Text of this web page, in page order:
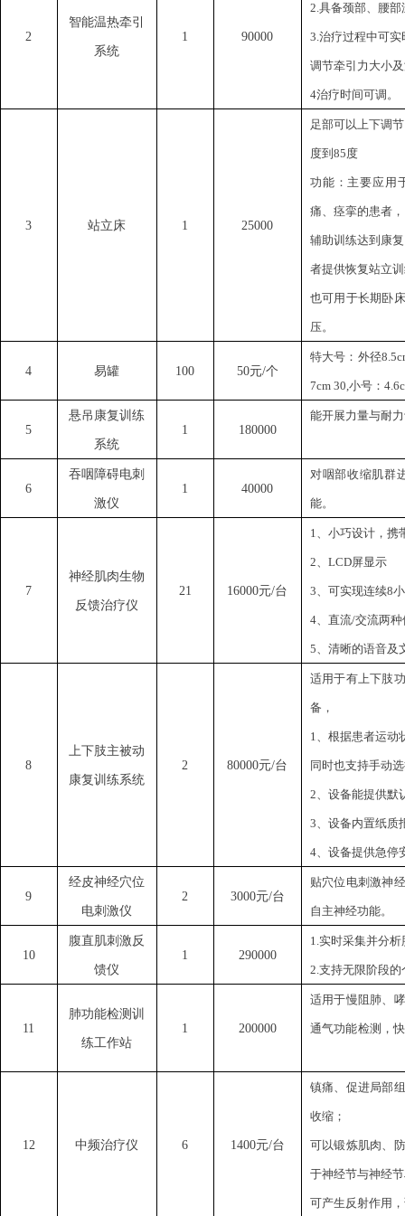
2
智能温热牵引
系统
1 90000
2.具备颈部、腰部
3.治疗过程中可
调节牵引力大小
4治疗时间可调。
3 站立床 1 25000
足部可以上下调
度到85度
功能：主要应用
痛、痉挛的患者，
辅助训练达到康
者提供恢复站立
也可用于长期卧
压。
4 易罐 100 50元/个
特大号：外径
7cm 30,小号：
5
悬吊康复训练
系统
1 180000
能开展力量与耐
6
吞咽障碍电刺
激仪
1 40000
对咽部收缩肌群
能。
7
神经肌肉生物
反馈治疗仪
21 16000元/台
1、小巧设计，携
2、LCD屏显示
3、可实现连续8
4、直流/交流两
5、清晰的语音及
8
上下肢主被动
康复训练系统
2 80000元/台
适用于有上下肢
备，
1、根据患者运动
同时也支持手动
2、设备能提供默
3、设备内置纸质
4、设备提供急停
9
经皮神经穴位
电刺激仪
2 3000元/台
贴穴位电刺激神
自主神经功能。
10
腹直肌刺激反
馈仪
1 290000
1.实时采集并分
2.支持无限阶段
11
肺功能检测训
练工作站
1 200000
适用于慢阻肺、
通气功能检测，
12 中频治疗仪 6 1400元/台
镇痛、促进局部
收缩；
可以锻炼肌肉、
于神经节与神经
可产生反射作用